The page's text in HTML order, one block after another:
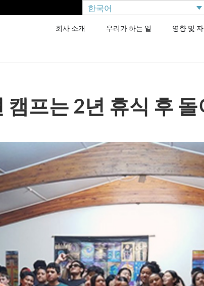
한국어
회사 소개 우리가 하는 일 영향 및
캠프는 2년 휴식 후